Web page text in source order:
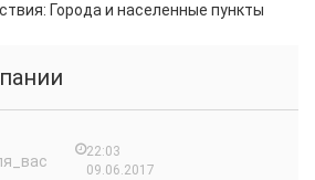
Города и населенные пункты
22:03
09.06.2017